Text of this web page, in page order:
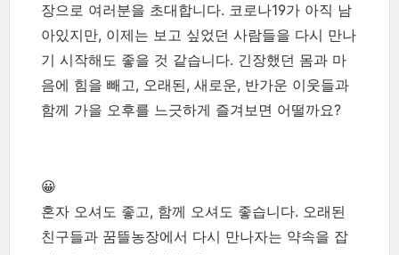
장으로 여러분을 초대합니다. 코로나19가 아직 남
아있지만, 이제는 보고 싶었던 사람들을 다시 만나
기 시작해도 좋을 것 같습니다. 긴장했던 몸과 마
음에 힘을 빼고, 오래된, 새로운, 반가운 이웃들과
함께 가을 오후를 느긋하게 즐겨보면 어떨까요?
😀
혼자 오셔도 좋고, 함께 오셔도 좋습니다. 오래된
친구들과 꿈뜰농장에서 다시 만나자는 약속을 잡